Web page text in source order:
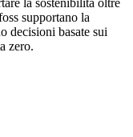
la sostenibilità oltre
supportano la
decisioni basate sui
zero.